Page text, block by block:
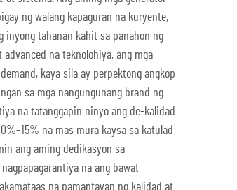
ng walang kapaguran na kuryente,
inyong tahanan kahit sa panahon ng
na teknolohiya, ang mga
kaya sila ay perpektong angkop
sa mga nangungunang brand ng
na tatanggapin ninyo ang de-kalidad
na mas mura kaysa sa katulad
ang aming dedikasyon sa
na ang bawat
na pamantayan ng kalidad at